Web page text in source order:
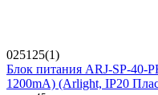
025125(1)
Блок питания ARJ-SP-40-
1200mA) (Arlight, IP20